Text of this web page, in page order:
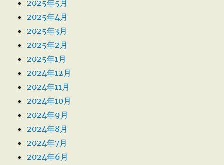
2025年5月
2025年4月
2025年3月
2025年2月
2025年1月
2024年12月
2024年11月
2024年10月
2024年9月
2024年8月
2024年7月
2024年6月